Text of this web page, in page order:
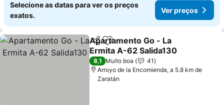
Selecione as datas para ver os preços
exatos.
Ver preços
PartilharAdicionar aos favoritos
Apartamento Go - La
Ermita A-62 Salida130
8,1 Muito boa
41
Arroyo de la Encomienda, a 5.8 km de
Zaratán